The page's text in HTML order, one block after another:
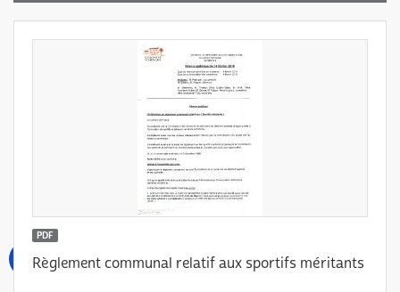
PDF
Règlement communal relatif aux sportifs méritants